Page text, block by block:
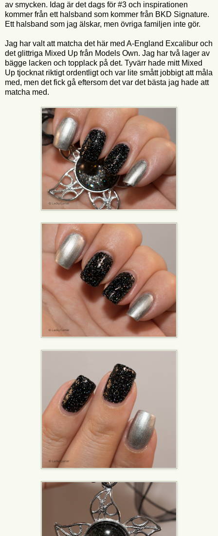
av smycken. Idag är det dags för #3 och inspirationen
kommer från ett halsband som kommer från BKD Signature.
Ett halsband som jag älskar, men övriga familjen inte gör.
Jag har valt att matcha det här med A-England Excalibur och
det glittriga Mixed Up från Models Own. Jag har två lager av
bägge lacken och topplack på det. Tyvärr hade mitt Mixed
Up tjocknat riktigt ordentligt och var lite smått jobbigt att måla
med, men det fick gå eftersom det var det bästa jag hade att
matcha med.